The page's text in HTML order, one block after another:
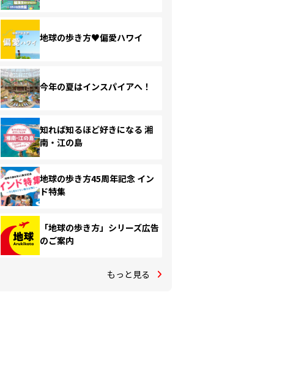
地球の歩き方♥偏愛ハワイ
今年の夏はインスパイアへ！
知れば知るほど好きになる 湘
南・江の島
地球の歩き方45周年記念 イン
ド特集
「地球の歩き方」シリーズ広告
のご案内
もっと見る